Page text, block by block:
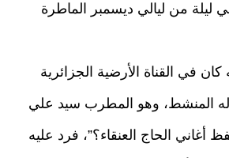
ليلة من ليالي ديسمبر الماطرة
في القناة الأرضية الجزائرية
المنشط، وهو المطرب سيد علي
أغاني الحاج العنقاء؟”، فرد عليه